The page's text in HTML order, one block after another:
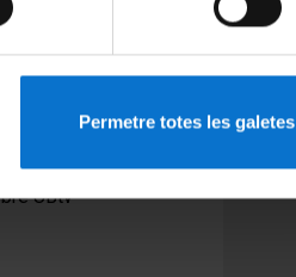
Permetre totes les galetes
UBtv